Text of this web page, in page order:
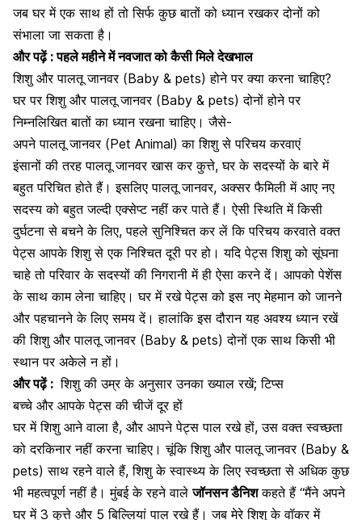
जब घर में एक साथ हों तो सिर्फ कुछ बातों को ध्यान रखकर दोनों को
संभाला जा सकता है।
और पढ़ें :पहले महीने में नवजात को कैसी मिले देखभाल
शिशु और पालतू जानवर (Baby & pets) होने पर क्या करना चाहिए?
घर पर शिशु और पालतू जानवर (Baby & pets) दोनों होने पर
निम्नलिखित बातों का ध्यान रखना चाहिए। जैसे-
अपने पालतू जानवर (Pet Animal) का शिशु से परिचय करवाएं
इंसानों की तरह पालतू जानवर खास कर कुत्ते, घर के सदस्यों के बारे में
बहुत परिचित होते हैं। इसलिए पालतू जानवर, अक्सर फैमिली में आए नए
सदस्य को बहुत जल्दी एक्सेप्ट नहीं कर पाते हैं। ऐसी स्थिति में किसी
दुर्घटना से बचने के लिए, पहले सुनिश्चित कर लें कि परिचय करवाते वक्त
पेट्स आपके शिशु से एक निश्चित दूरी पर हो। यदि पेट्स शिशु को सूंघना
चाहे तो परिवार के सदस्यों की निगरानी में ही ऐसा करने दें। आपको पेशेंस
के साथ काम लेना चाहिए। घर में रखे पेट्स को इस नए मेहमान को जानने
और पहचानने के लिए समय दें। हालांकि इस दौरान यह अवश्य ध्यान रखें
की शिशु और पालतू जानवर (Baby & pets) दोनों एक साथ किसी भी
स्थान पर अकेले न हों।
और पढ़ें : शिशु की उम्र के अनुसार उनका ख्याल रखें; टिप्स
बच्चे और आपके पेट्स की चीजें दूर हों
घर मेंशिशु आने वाला है, और आपने पेट्स पाल रखे हों, उस वक्त स्वच्छता
को दरकिनार नहीं करना चाहिए। चूंकि शिशु और पालतू जानवर (Baby &
pets) साथ रहने वाले हैं, शिशु के स्वास्थ्य के लिए स्वच्छता से अधिक कुछ
भी महत्वपूर्ण नहीं है। मुंबई के रहने वालेजॉनसन डैनिशकहते हैं “मैंने अपने
घर में 3 कुत्ते और 5 बिल्लियां पाल रखे हैं। जब मेरे शिशु के वॉकर में